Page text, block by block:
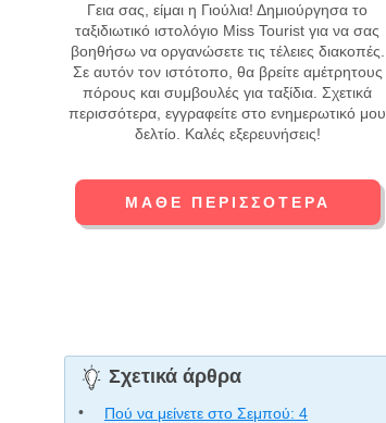
Γεια σας, είμαι η Γιούλια! Δημιούργησα το
ταξιδιωτικό ιστολόγιο Miss Tourist για να σας
βοηθήσω να οργανώσετε τις τέλειες διακοπές.
Σε αυτόν τον ιστότοπο, θα βρείτε αμέτρητους
πόρους και συμβουλές για ταξίδια. Σχετικά
περισσότερα, εγγραφείτε στο ενημερωτικό μου
δελτίο. Καλές εξερευνήσεις!
ΜΆΘΕ ΠΕΡΙΣΣΌΤΕΡΑ
Σχετικά άρθρα
Πού να μείνετε στο Σεμπού: 4